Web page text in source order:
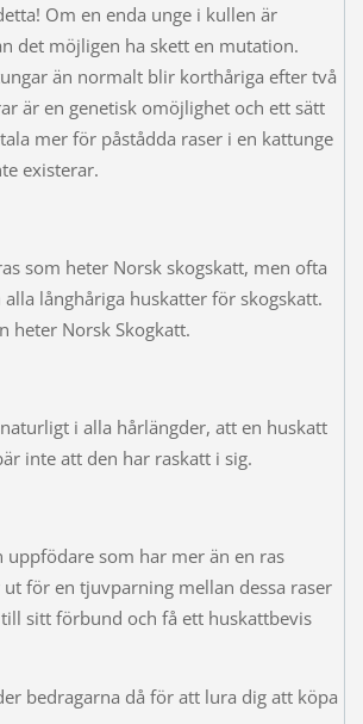
Om en enda unge i kullen är
det möjligen ha skett en mutation.
än normalt blir korthåriga efter två
är en genetisk omöjlighet och ett sätt
mer för påstådda raser i en kattunge
existerar.
som heter Norsk skogskatt, men ofta
alla långhåriga huskatter för skogskatt.
heter Norsk Skogkatt.
i alla hårlängder, att en huskatt
inte att den har raskatt i sig.
uppfödare som har mer än en ras
för en tjuvparning mellan dessa raser
sitt förbund och få ett huskattbevis
bedragarna då för att lura dig att köpa